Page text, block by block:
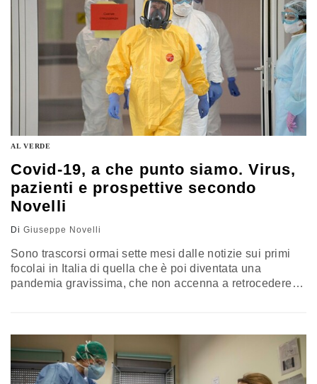
Italia” in occasione…
AL VERDE
Covid-19, a che punto siamo. Virus,
pazienti e prospettive secondo
Novelli
Di Giuseppe Novelli
Sono trascorsi ormai sette mesi dalle notizie sui primi
focolai in Italia di quella che è poi diventata una
pandemia gravissima, che non accenna a retrocedere e
uscita dall’incubo, oggi i…